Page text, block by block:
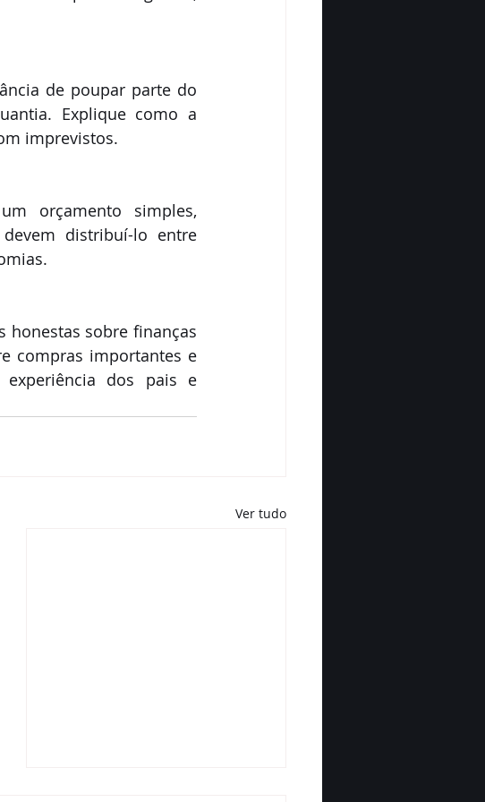
de poupar parte do
Explique como a
imprevistos.
orçamento simples,
distribuí-lo entre
honestas sobre finanças
compras importantes e
dos pais e
Ver tudo